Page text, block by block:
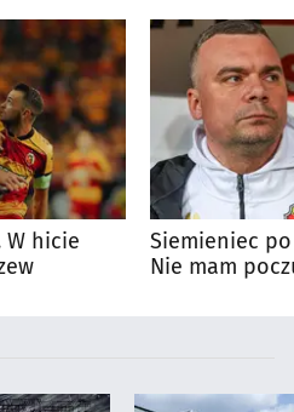
W hicie
Siemieniec
Nie mam